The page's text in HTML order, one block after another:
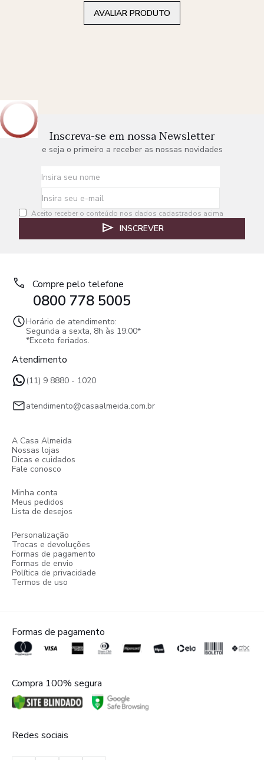
AVALIAR PRODUTO
Inscreva-se em nossa Newsletter
e seja o primeiro a receber as nossas novidades
Aceito receber o conteúdo nos dados cadastrados acima
INSCREVER
Compre pelo telefone
0800 778 5005
Horário de atendimento:
Segunda a sexta, 8h às 19:00*
*Exceto feriados.
Atendimento
(11) 9 8880 - 1020
atendimento@casaalmeida.com.br
A Casa Almeida
Nossas lojas
Dicas e cuidados
Fale conosco
Minha conta
Meus pedidos
Lista de desejos
Personalização
Trocas e devoluções
Formas de pagamento
Formas de envio
Política de privacidade
Termos de uso
Formas de pagamento
Compra 100% segura
Redes sociais